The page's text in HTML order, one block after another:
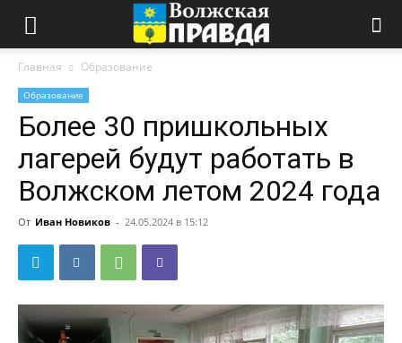
Главная Образование
Образование
Более 30 пришкольных
лагерей будут работать в
Волжском летом 2024 года
От Иван Новиков - 24.05.2024 в 15:12